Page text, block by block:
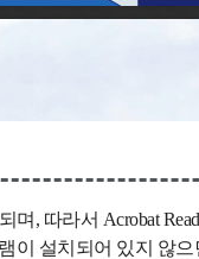
며, 따라서 Acrobat
램이 설치되어 있지 않